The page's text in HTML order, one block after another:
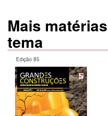
Mais
tema
Edição 85